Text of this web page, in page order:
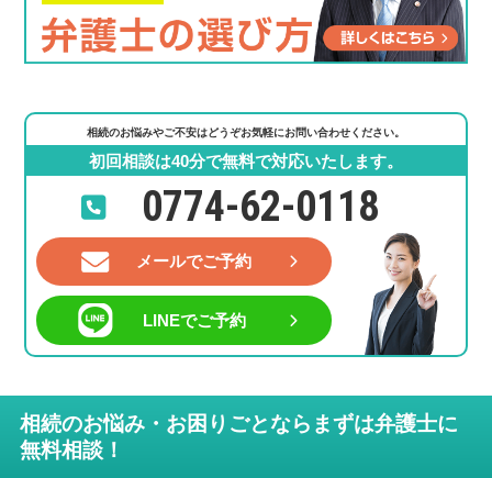
相続のお悩みやご不安はどうぞお気軽にお問い合わせください。
初回相談は40分で無料で対応いたします。
0774-62-0118
メールでご予約
LINEでご予約
相続のお悩み・お困りごとならまずは弁護士に
無料相談！